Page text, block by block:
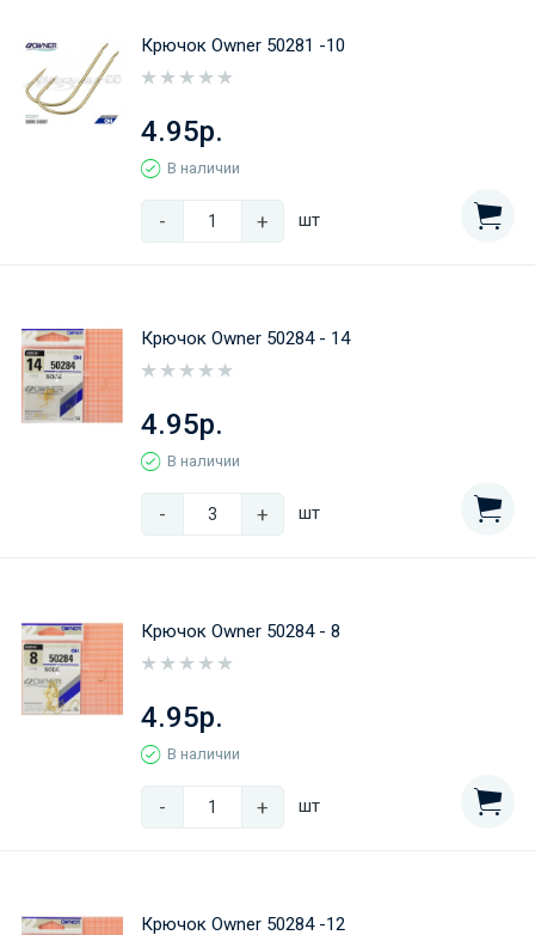
Крючок Owner 50281 -10
4.95р.
В наличии
- + шт
Крючок Owner 50284 - 14
4.95р.
В наличии
- + шт
Крючок Owner 50284 - 8
4.95р.
В наличии
- + шт
Крючок Owner 50284 -12